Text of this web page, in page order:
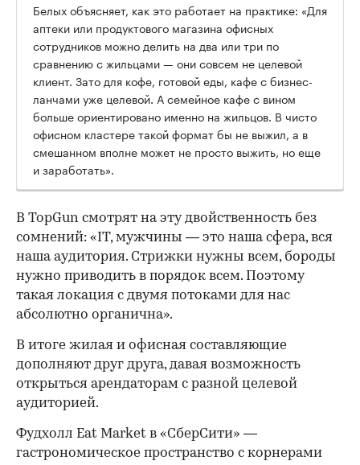
Белых объясняет, как это работает на практике: «Для
аптеки или продуктового магазина офисных
сотрудников можно делить на два или три по
сравнению с жильцами — они совсем не целевой
клиент. Зато для кофе, готовой еды, кафе с бизнес-
ланчами уже целевой. А семейное кафе с вином
больше ориентировано именно на жильцов. В чисто
офисном кластере такой формат бы не выжил, а в
смешанном вполне может не просто выжить, но еще
и заработать».
В TopGun смотрят на эту двойственность без
сомнений: «IT, мужчины — это наша сфера, вся
наша аудитория. Стрижки нужны всем, бороды
нужно приводить в порядок всем. Поэтому
такая локация с двумя потоками для нас
абсолютно органична».
В итоге жилая и офисная составляющие
дополняют друг друга, давая возможность
открыться арендаторам с разной целевой
аудиторией.
Фудхолл Eat Market в «СберСити» —
гастрономическое пространство с корнерами